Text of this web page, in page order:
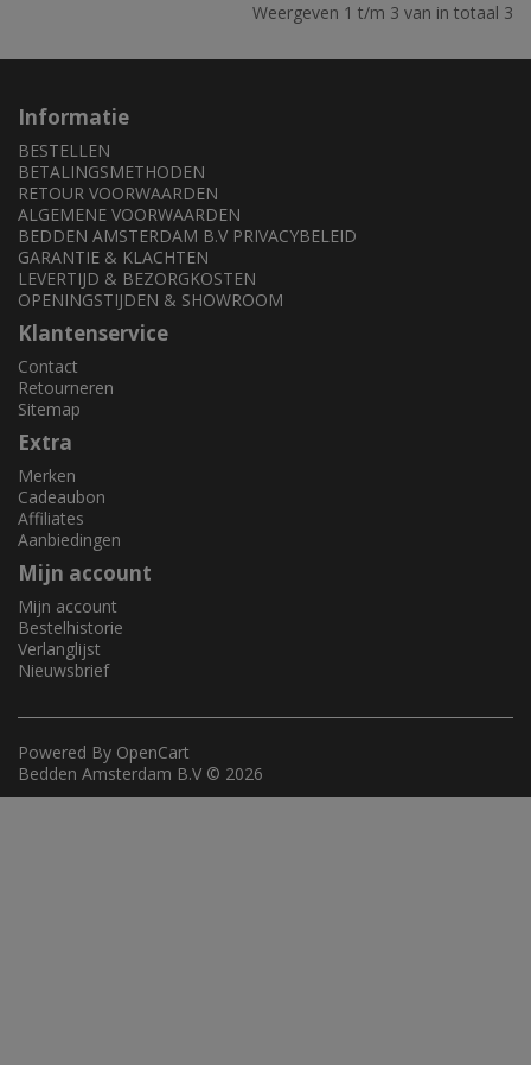
Weergeven 1 t/m 3 van in totaal 3
Informatie
BESTELLEN
BETALINGSMETHODEN
RETOUR VOORWAARDEN
ALGEMENE VOORWAARDEN
BEDDEN AMSTERDAM B.V PRIVACYBELEID
GARANTIE & KLACHTEN
LEVERTIJD & BEZORGKOSTEN
OPENINGSTIJDEN & SHOWROOM
Klantenservice
Contact
Retourneren
Sitemap
Extra
Merken
Cadeaubon
Affiliates
Aanbiedingen
Mijn account
Mijn account
Bestelhistorie
Verlanglijst
Nieuwsbrief
Powered By OpenCart
Bedden Amsterdam B.V © 2026